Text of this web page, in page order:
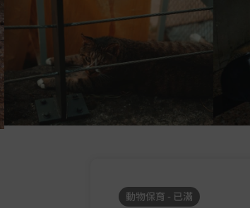
動物保育 - 已滿